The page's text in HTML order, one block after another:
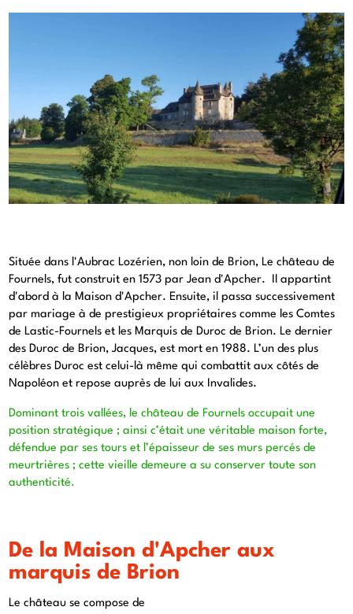
Située dans l'Aubrac Lozérien, non loin de Brion, Le château de
Fournels, fut construit en 1573 par Jean d'Apcher. Il appartint
d'abord à la Maison d'Apcher. Ensuite, il passa successivement
par mariage à de prestigieux propriétaires comme les Comtes
de Lastic-Fournels et les Marquis de Duroc de Brion. Le dernier
des Duroc de Brion, Jacques, est mort en 1988. L’un des plus
célèbres Duroc est celui-là même qui combattit aux côtés de
Napoléon et repose auprès de lui aux Invalides.
Dominant trois vallées, le château de Fournels occupait une
position stratégique ; ainsi c’était une véritable maison forte,
défendue par ses tours et l’épaisseur de ses murs percés de
meurtrières ; cette vieille demeure a su conserver toute son
authenticité.
De la Maison d'Apcher aux
marquis de Brion
Le château se compose de